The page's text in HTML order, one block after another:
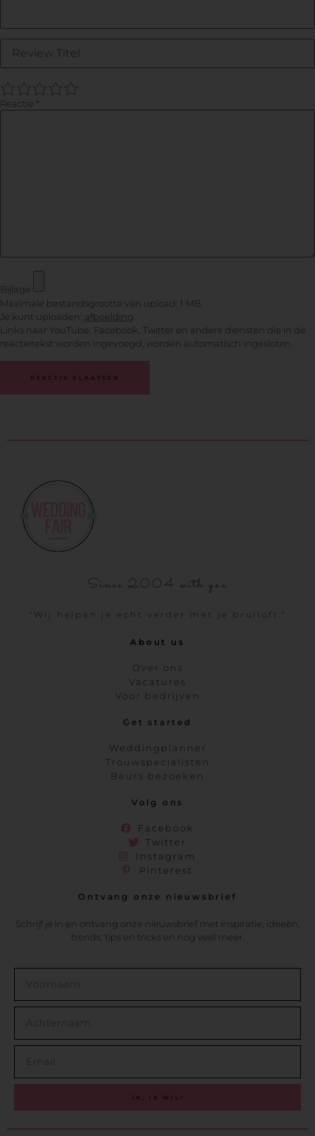
5
4
3
2
Reactie *
Bijlage
Maximale bestandsgrootte van upload: 1 MB.
Je kunt uploaden: afbeelding
Links naar YouTube, Facebook, Twitter en andere diensten die in de
reactietekst worden ingevoegd, worden automatisch ingesloten.
Since 2004 with you
"Wij helpen je echt verder met je bruiloft."
About us
Over ons
Vacatures
Voor bedrijven
Get started
Weddingplanner
Trouwspecialisten
Beurs bezoeken
Volg ons
Facebook
Twitter
Instagram
Pinterest
Ontvang onze nieuwsbrief
Schrijf je in en ontvang onze nieuwsbrief met inspiratie, ideeën,
trends, tips en tricks en nog veel meer.
JA, IK WIL!